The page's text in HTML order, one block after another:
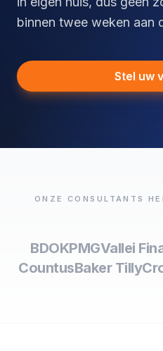
binnen twee weken aan
Stel uw
ONZE CONSULTANTS
BDOKPMGVallei
CountusBaker Tilly